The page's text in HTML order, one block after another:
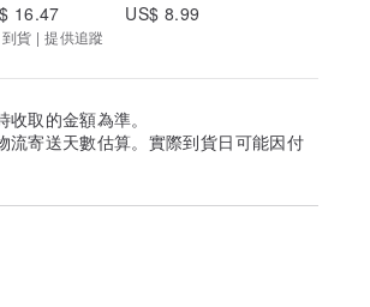
16.47 US$ 8.99
貨 | 提供追蹤
取的金額為準。
流寄送天數估算。實際到貨日可能因付